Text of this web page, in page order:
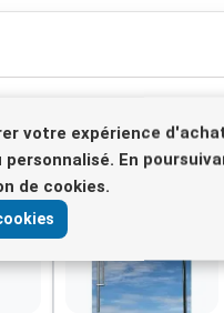
votre expérience
En
de cookies.